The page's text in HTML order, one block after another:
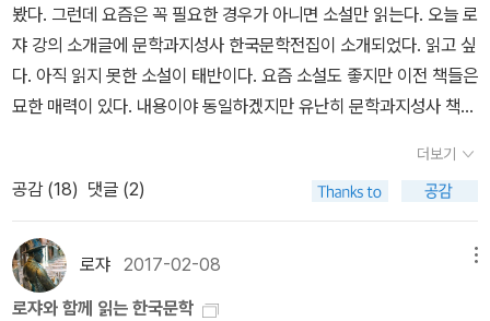
윤직원 영감의 신경으로는 결코 무리가 아닙니다. 논이 나의 소유라
는 결정적 주장도 크지만, 소작 경쟁이 언제고 심하여, 논 한 자리를
두고서 김서방 최서방 이서방 채서방 이렇게 여럿이, 제각기 서로 얻
지고 마는데, 김서방이나 혹은 이서방이나 또는 채서방이나에게로 줄
수 있는 논을 최서방 너를 준 것은 지주 된 내 뜻이니까. 더욱이나 내
가 네게 적선을 한 것이 아니냐?...... 이것이 윤직원 영감이 소작권에
의한 자선사업의 방법론입니다.- P263
令)들이있더냐?...... 재산이 있대야 도적놈의 것이요. 목숨은파리 목
숨 같던 말세넌 다 지나고오…… 자 부아라, 거리거리순사요, 골골마
다 공명헌 정사(政事), 오죽이나 좋은 세상이여…… 남은 수십만 명
동병(動兵)을 하여서, 우리조선놈 보호히여주니, 오죽이나 고마운
세상이여? 으응?...... 제것 지니고 앉어서 편안허게 살 태평세상, 이
태어난 부잣놈의 자식이, 더군다나 왜지가 떵떵거리구 편안허게 살
것이지, 어찌서 지가 세상 망쳐놀 부랑당패에 참섭을 헌담 말이여, 으
응?”
주사가 미두에 미쳐 가세가 기울어지자 약국 제중당에서 일을 했다.
남자들은 나이가 차고 용모가 예쁜 초봉이를 탐냈다. 약국 주인 박재
호는 초봉이를 서울로 유인하려다 그의 처가 훼방을 놓은 바람에 실
패한다. 매파의 꼬임에 넘어간 부모의 권고로 초봉이는 호색가인
은행원 고태수와 결혼한다. 그러나 꼽추인 장형보의 흉계로 남편을
잃고 꼽추에게 몸을 버린다. 그 이후 서울로 가던 초봉이는 박재호의
는다. 꼽추인 장형보가 자기의 아이라면서 아이와 함께 초봉이를 빼
앗아간다. 초봉이는 장형보를 맷돌로 죽이고 계봉과 승재의 자수 권
유에 자수를 결심한다.
봤다. 그런데 요즘은 꼭 필요한 경우가 아니면 소설만 읽는다. 오늘 로
쟈 강의 소개글에 문학과지성사 한국문학전집이 소개되었다. 읽고 싶
다. 아직 읽지 못한 소설이 태반이다. 요즘 소설도 좋지만 이전 책들은
묘한 매력이 있다. 내용이야 동일하겠지만 유난히 문학과지성사 책이
나이가 든 탓이리라. 산을 찍었다. 등성을 타고 듬성듬성 소나무들이
특이한 모습으로 서있다. 그다지 좋은 구도도 풍경도 아닌데 왜 저곳
에 끌리는 것일까? 내가 미처 눈치채지 못하는 무엇인가가 저곳에 있
을 것이 분명하다. 문학전집처럼 말이다. 책을 잔뜩 담아두니 읽지 않
았는데도 그냥 배가 부르다. 올해는 열 권 이상은 꼭 읽고 싶다.
더보기
공감 (18) 댓글 (2)
로쟈 2017-02-08
로쟈와 함께 읽는 한국문학